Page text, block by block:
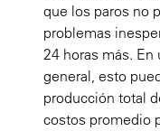
que los paros no
problemas
24 horas más. En
general, esto
producción total
costos promedio